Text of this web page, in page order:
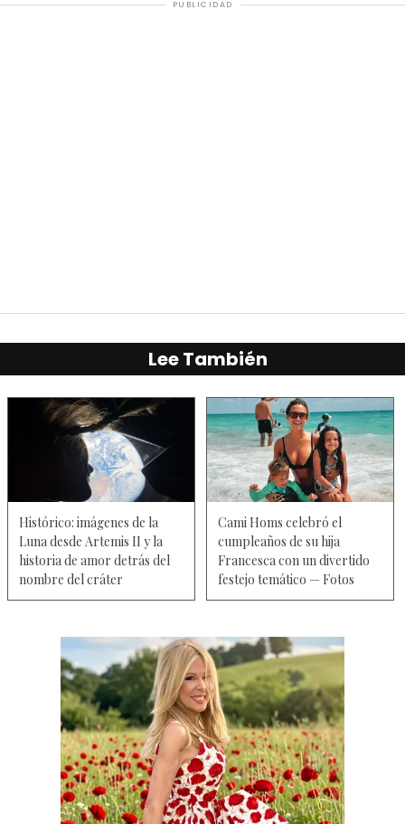
PUBLICIDAD
Lee También
Histórico: imágenes de la
Luna desde Artemis II y la
historia de amor detrás del
nombre del cráter
Cami Homs celebró el
cumpleaños de su hija
Francesca con un divertido
festejo temático — Fotos